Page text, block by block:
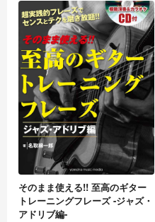
そのまま使える!! 至高のギター
トレーニングフレーズ -ジャズ・
アドリブ編-